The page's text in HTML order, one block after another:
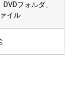
フォルダ、
イル